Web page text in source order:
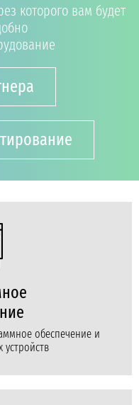
которого вам будет
обеспечение и